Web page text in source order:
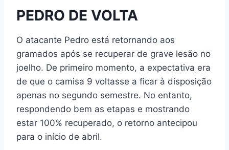
PEDRO DE VOLTA
O atacante Pedro está retornando aos
gramados após se recuperar de grave lesão no
joelho. De primeiro momento, a expectativa era
de que o camisa 9 voltasse a ficar à disposição
apenas no segundo semestre. No entanto,
respondendo bem as etapas e mostrando
estar 100% recuperado, o retorno antecipou
para o início de abril.